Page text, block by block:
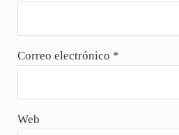
Correo electrónico *
Web